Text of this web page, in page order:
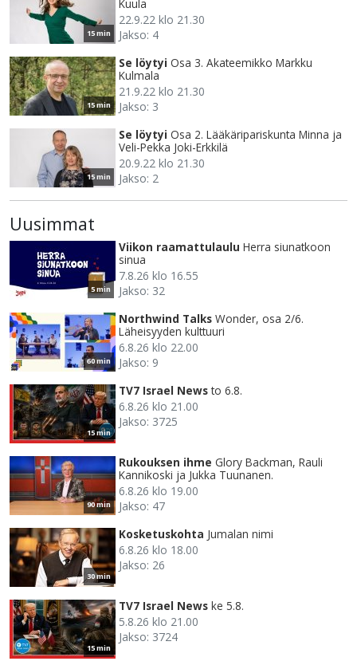
15 min
Kuula
22.9.22 klo 21.30
Jakso: 4
15 min
Se löytyi Osa 3. Akateemikko Markku
Kulmala
21.9.22 klo 21.30
Jakso: 3
15 min
Se löytyi Osa 2. Lääkäripariskunta Minna ja
Veli-Pekka Joki-Erkkilä
20.9.22 klo 21.30
Jakso: 2
Uusimmat
5 min
Viikon raamattulaulu Herra siunatkoon
sinua
7.8.26 klo 16.55
Jakso: 32
60 min
Northwind Talks Wonder, osa 2/6.
Läheisyyden kulttuuri
6.8.26 klo 22.00
Jakso: 9
15 min
TV7 Israel News to 6.8.
6.8.26 klo 21.00
Jakso: 3725
90 min
Rukouksen ihme Glory Backman, Rauli
Kannikoski ja Jukka Tuunanen.
6.8.26 klo 19.00
Jakso: 47
30 min
Kosketuskohta Jumalan nimi
6.8.26 klo 18.00
Jakso: 26
15 min
TV7 Israel News ke 5.8.
5.8.26 klo 21.00
Jakso: 3724